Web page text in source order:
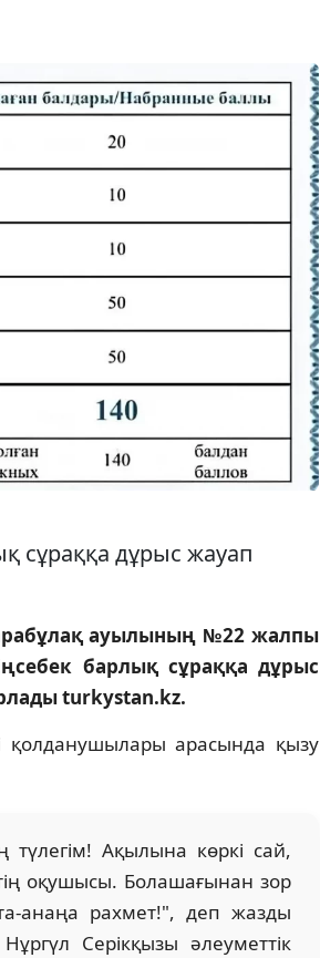
сұраққа дұрыс жауап
ауылының №22 жалпы
барлық сұраққа дұрыс
turkystan.kz.
қолданушылары арасында қызу
Ақылына көркі сай,
оқушысы. Болашағынан зор
анаңа рахмет!", деп жазды
Серікқызы әлеуметтік